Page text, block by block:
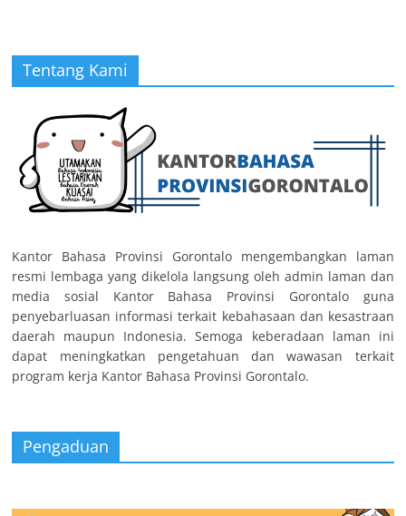
Tentang Kami
Kantor Bahasa Provinsi Gorontalo mengembangkan laman
resmi lembaga yang dikelola langsung oleh admin laman dan
media sosial Kantor Bahasa Provinsi Gorontalo guna
penyebarluasan informasi terkait kebahasaan dan kesastraan
daerah maupun Indonesia. Semoga keberadaan laman ini
dapat meningkatkan pengetahuan dan wawasan terkait
program kerja Kantor Bahasa Provinsi Gorontalo.
Pengaduan